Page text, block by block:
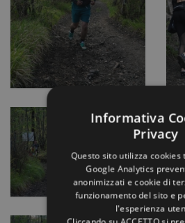
Informativa
Privacy
Questo sito utilizza cookies
Google Analytics
anonimizzati e cookie di
funzionamento del sito e
l'esperienza